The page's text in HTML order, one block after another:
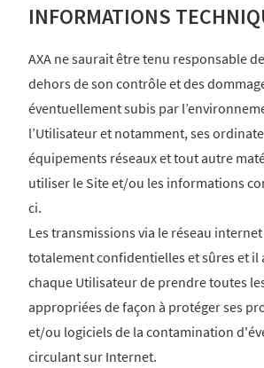
INFORMATIONS
AXA ne saurait être tenu responsable
dehors de son contrôle et des
éventuellement subis par
l’Utilisateur et notamment, ses
équipements réseaux et tout autre
utiliser le Site et/ou les informations
ci.
Les transmissions via le réseau
totalement confidentielles et sûres et il
chaque Utilisateur de prendre toutes
appropriées de façon à protéger ses
et/ou logiciels de la contamination
circulant sur Internet.